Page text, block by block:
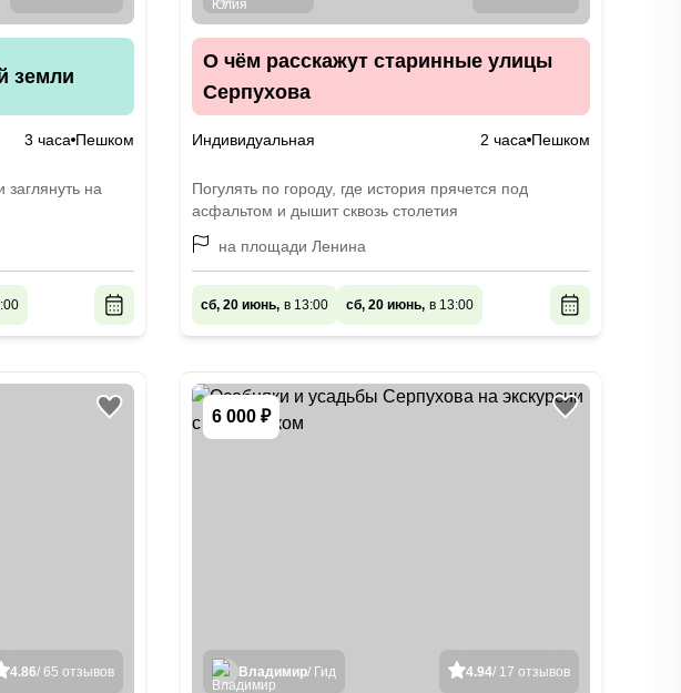
земли
3 часа Пешком
на
О чём расскажут старинные улицы
Серпухова
Индивидуальная 2 часа Пешком
Погулять по городу, где история прячется под
асфальтом и дышит сквозь столетия
на площади Ленина
сб, 20 июнь, в 13:00 сб, 20 июнь, в 13:00
4.86/ 65 отзывов
6 000 ₽
4.94/ 17 отзывов
Владимир/ Гид